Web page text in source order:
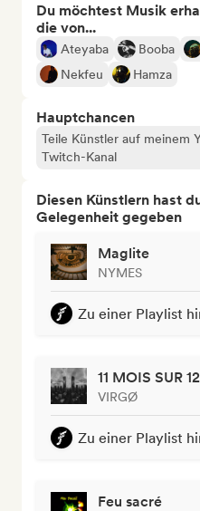
Du möchtest Musik
die von...
Ateyaba Booba
Nekfeu
Hamza
Hauptchancen
Teile Künstler auf meinem
Twitch-Kanal
Diesen Künstlern hast
Gelegenheit gegeben
Maglite
NYMES
Zu einer Playlist
11 MOIS SUR 12
VIRGØ
Zu einer Playlist
Feu sacré